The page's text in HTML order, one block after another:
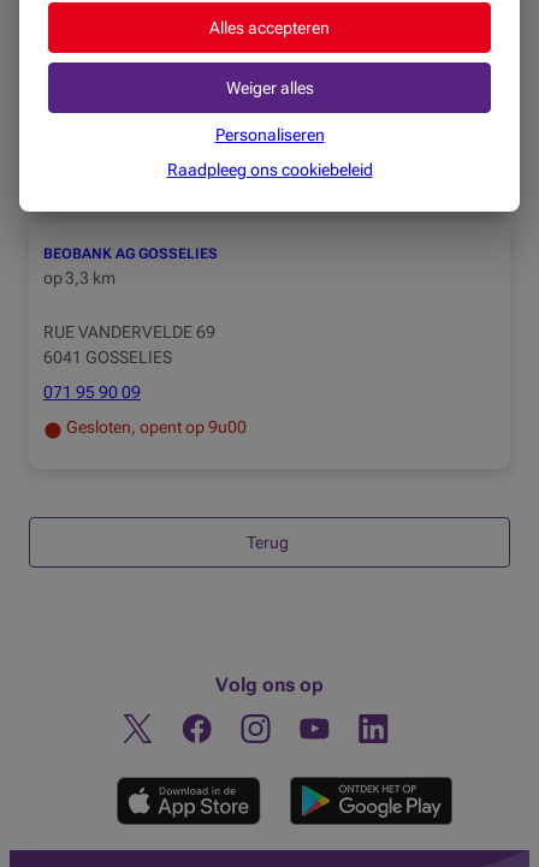
op
PLACE VAUBAN 4
Gesloten, opent op 9u00
BEOBANK AG GOSSELIES
op3,3 km
RUE VANDERVELDE 69
6041 GOSSELIES
071 95 90 09
Gesloten, opent op 9u00
Terug
Volg ons op
Twitter FacebookInstagramOntdek ons YouTube-kanaal
Linkedin
Alles accepteren
Weiger alles
Personaliseren
Raadpleeg ons cookiebeleid